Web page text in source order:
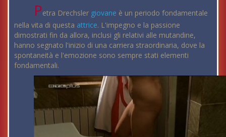
Petra Drechsler giovane è un periodo fondamentale
nella vita di questa attrice. L'impegno e la passione
dimostrati fin da allora, inclusi gli relativi alle mutandine,
hanno segnato l'inizio di una carriera straordinaria, dove la
spontaneità e l'emozione sono sempre stati elementi
fondamentali.